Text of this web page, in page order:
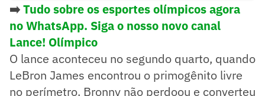
➡️Tudo sobre os esportes olímpicos agora
no WhatsApp. Siga o nosso novo canal
Lance! Olímpico
O lance aconteceu no segundo quarto, quando
LeBron James encontrou o primogênito livre
no perímetro. Bronny não perdoou e converteu